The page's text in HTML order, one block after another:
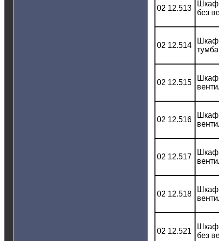
02 12.513
Шкаф
без
02 12.514
Шкаф
02 12.515
Шкаф
02 12.516
Шкаф
02 12.517
Шкаф
02 12.518
Шкаф
02 12.521
Шкаф
без